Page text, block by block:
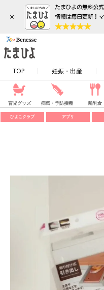
×
TOP 妊娠・出産
育児グッズ 病気・予防接種 離乳食
ひよこクラブ アプリ